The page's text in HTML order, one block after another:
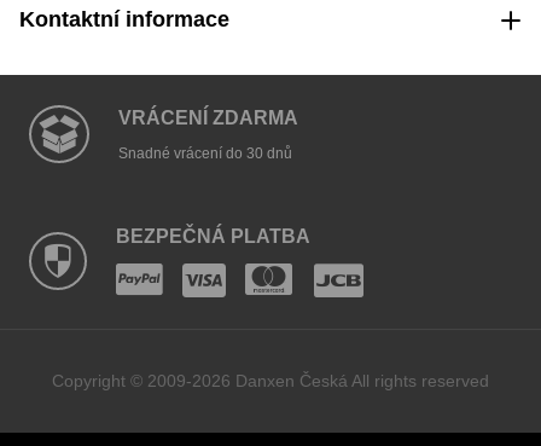
Kontaktní informace
VRÁCENÍ ZDARMA
Snadné vrácení do 30 dnů
BEZPEČNÁ PLATBA
Copyright © 2009-2026 Danxen Česká All rights reserved